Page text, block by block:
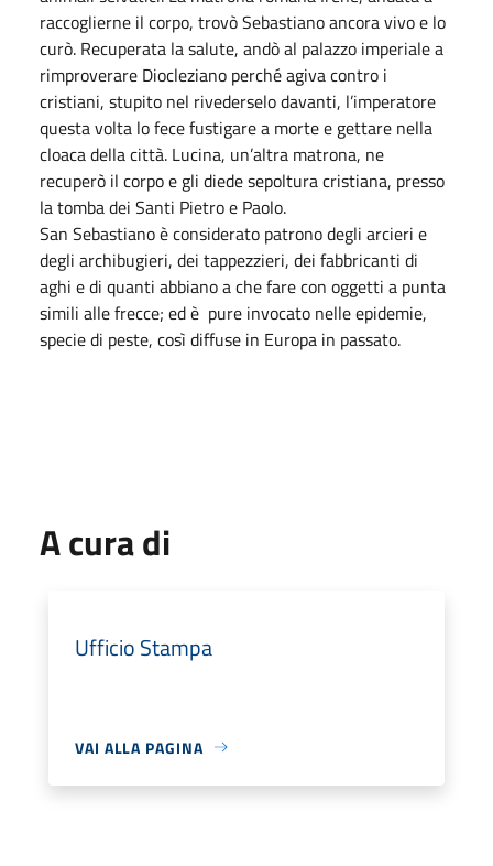
raccoglierne il corpo, trovò Sebastiano ancora vivo e lo
curò. Recuperata la salute, andò al palazzo imperiale a
rimproverare Diocleziano perché agiva contro i
cristiani, stupito nel rivederselo davanti, l’imperatore
questa volta lo fece fustigare a morte e gettare nella
cloaca della città. Lucina, un’altra matrona, ne
recuperò il corpo e gli diede sepoltura cristiana, presso
la tomba dei Santi Pietro e Paolo.
San Sebastiano è considerato patrono degli arcieri e
degli archibugieri, dei tappezzieri, dei fabbricanti di
aghi e di quanti abbiano a che fare con oggetti a punta
simili alle frecce; ed è pure invocato nelle epidemie,
specie di peste, così diffuse in Europa in passato.
A cura di
Ufficio Stampa
VAI ALLA PAGINA